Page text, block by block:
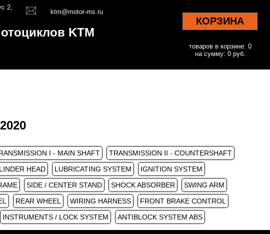
2,
ktm@motor-ms.ru
KTM
КОРЗИНА
товаров в корзине: 0
на сумму: 0 руб.
I - MAIN SHAFT
TRANSMISSION II - COUNTERSHAFT
HEAD LUBRICATING SYSTEM
IGNITION SYSTEM
SIDE / CENTER STAND SHOCK ABSORBER
SWING ARM
REAR WHEEL WIRING HARNESS
FRONT BRAKE CONTROL
INSTRUMENTS / LOCK SYSTEM ANTIBLOCK SYSTEM ABS